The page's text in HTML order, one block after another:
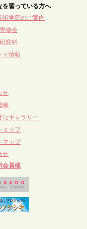
を習っている方へ
術学院のご案内
修会
究科
ト情報
せ
峨
なギャラリー
ョップ
マップ
せ
会員様